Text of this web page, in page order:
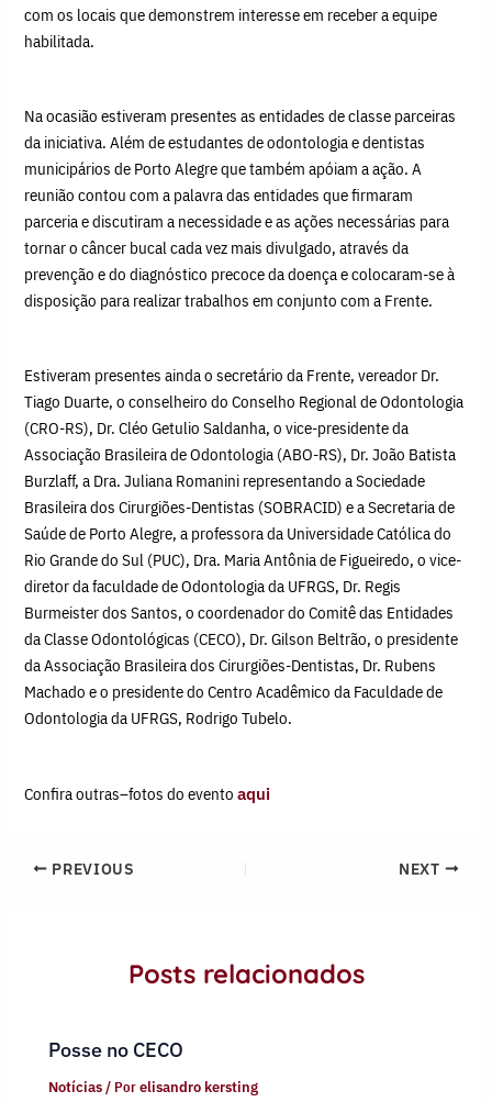
com os locais que demonstrem interesse em receber a equipe
habilitada.
Na ocasião estiveram presentes as entidades de classe parceiras
da iniciativa. Além de estudantes de odontologia e dentistas
municipários de Porto Alegre que também apóiam a ação. A
reunião contou com a palavra das entidades que firmaram
parceria e discutiram a necessidade e as ações necessárias para
tornar o câncer bucal cada vez mais divulgado, através da
prevenção e do diagnóstico precoce da doença e colocaram-se à
disposição para realizar trabalhos em conjunto com a Frente.
Estiveram presentes ainda o secretário da Frente, vereador Dr.
Tiago Duarte, o conselheiro do Conselho Regional de Odontologia
(CRO-RS), Dr. Cléo Getulio Saldanha, o vice-presidente da
Associação Brasileira de Odontologia (ABO-RS), Dr. João Batista
Burzlaff, a Dra. Juliana Romanini representando a Sociedade
Brasileira dos Cirurgiões-Dentistas (SOBRACID) e a Secretaria de
Saúde de Porto Alegre, a professora da Universidade Católica do
Rio Grande do Sul (PUC), Dra. Maria Antônia de Figueiredo, o vice-
diretor da faculdade de Odontologia da UFRGS, Dr. Regis
Burmeister dos Santos, o coordenador do Comitê das Entidades
da Classe Odontológicas (CECO), Dr. Gilson Beltrão, o presidente
da Associação Brasileira dos Cirurgiões-Dentistas, Dr. Rubens
Machado e o presidente do Centro Acadêmico da Faculdade de
Odontologia da UFRGS, Rodrigo Tubelo.
Confira outras–fotos do eventoaqui
PREVIOUS NEXT
Posts relacionados
Posse no CECO
Notícias/ Porelisandro kersting